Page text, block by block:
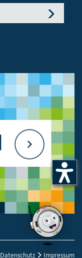
Datenschutz
Impressum